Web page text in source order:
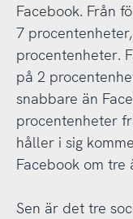
Facebook. Från
7
procentenheter.
på 2
snabbare än
procentenheter
håller i sig
Facebook om tre
Sen är det tre